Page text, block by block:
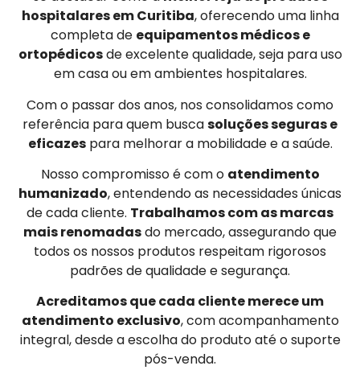
hospitalares em Curitiba, oferecendo uma linha
completa de equipamentos médicos e
ortopédicosde excelente qualidade, seja para uso
em casa ou em ambientes hospitalares.
Com o passar dos anos, nos consolidamos como
referência para quem buscasoluções seguras e
eficazespara melhorar a mobilidade e a saúde.
Nosso compromisso é com o atendimento
humanizado, entendendo as necessidades únicas
de cada cliente. Trabalhamos com as marcas
mais renomadasdo mercado, assegurando que
todos os nossos produtos respeitam rigorosos
padrões de qualidade e segurança.
Acreditamos que cada cliente merece um
atendimento exclusivo, com acompanhamento
integral, desde a escolha do produto até o suporte
pós-venda.